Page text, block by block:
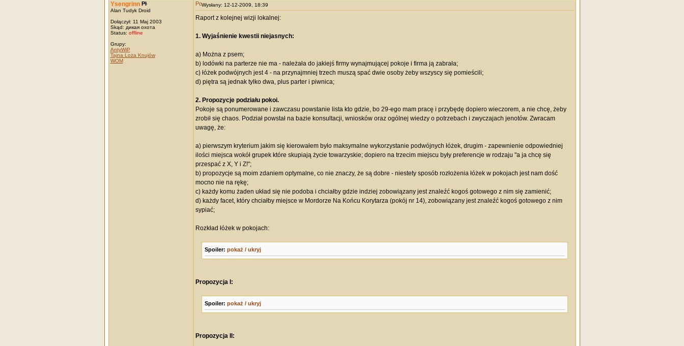
Ysengrinn
Alan Tudyk Droid
Dołączył: 11 Maj 2003
Skąd: дикая охота
Status: offline
Grupy:
AntyWiP
Tajna Loża Knujów
WOM
Wysłany: 12-12-2009, 18:39
Raport z kolejnej wizji lokalnej:
1. Wyjaśnienie kwestii niejasnych:
a) Można z psem;
b) lodówki na parterze nie ma - należała do jakiejś firmy wynajmującej pokoje i firma ją zabrała;
c) łóżek podwójnych jest 4 - na przynajmniej trzech muszą spać dwie osoby żeby wszyscy się pomieścili;
d) piętra są jednak tylko dwa, plus parter i piwnica;
2. Propozycje podziału pokoi.
Pokoje są ponumerowane i zawczasu powstanie lista kto gdzie, bo 29-ego mam pracę i przybędę dopiero wieczorem, a nie chcę, żeby
zrobił się chaos. Podział powstał na bazie konsultacji, wniosków oraz ogólnej wiedzy o potrzebach i zwyczajach jenotów. Zwracam
uwagę, że:
a) pierwszym kryterium jakim się kierowałem było maksymalne wykorzystanie podwójnych łóżek, drugim - zapewnienie odpowiedniej
ilości miejsca wokół grupek które skupiają życie towarzyskie; dopiero na trzecim miejscu były preferencje w rodzaju "a ja chcę się
przespać z X, Y i Z!";
b) propozycje są moim zdaniem optymalne, co nie znaczy, że są dobre - niestety sposób rozłożenia łóżek w pokojach jest nam dość
mocno nie na rękę;
c) każdy komu żaden układ się nie podoba i chciałby gdzie indziej zobowiązany jest znaleźć kogoś gotowego z nim się zamienić;
d) każdy facet, który chciałby miejsce w Mordorze Na Końcu Korytarza (pokój nr 14), zobowiązany jest znaleźć kogoś gotowego z nim
sypiać;
Rozkład łóżek w pokojach:
Spoiler: pokaż / ukryj
Propozycja I:
Spoiler: pokaż / ukryj
Propozycja II: